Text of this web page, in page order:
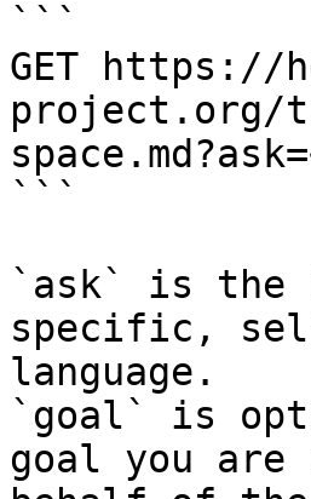
```
GET https://
project.org/
```
`ask` is the
specific,
language.
`goal` is
goal you